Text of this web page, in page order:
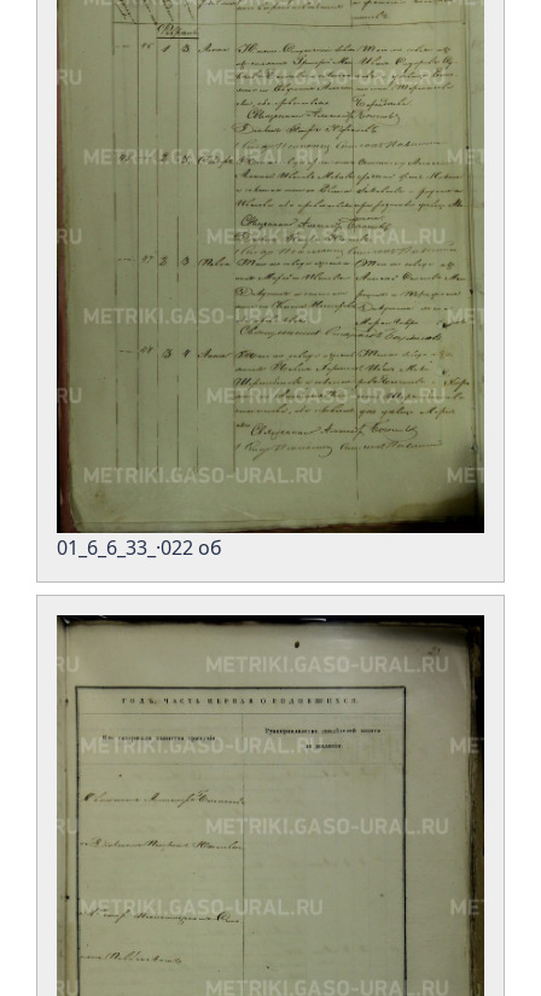
01_6_6_33_·022 об